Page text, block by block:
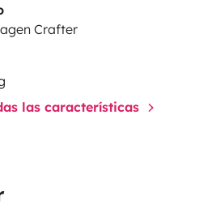
Crafter
las características